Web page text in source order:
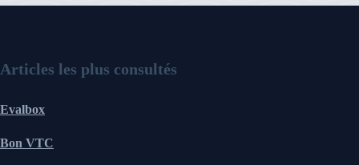
Articles les plus consultés
Evalbox
Bon VTC